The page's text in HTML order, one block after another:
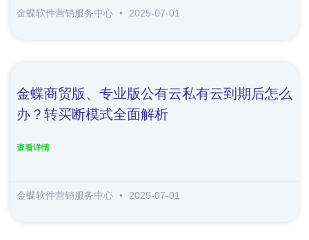
金蝶软件营销服务中心 2025-07-01
金蝶商贸版、专业版公有云私有云到期后怎么
办？转买断模式全面解析
查看详情
金蝶软件营销服务中心 2025-07-01